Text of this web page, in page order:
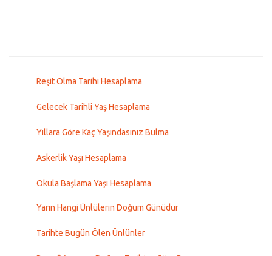
Reşit Olma Tarihi Hesaplama
Gelecek Tarihli Yaş Hesaplama
Yıllara Göre Kaç Yaşındasınız Bulma
Askerlik Yaşı Hesaplama
Okula Başlama Yaşı Hesaplama
Yarın Hangi Ünlülerin Doğum Günüdür
Tarihte Bugün Ölen Ünlünler